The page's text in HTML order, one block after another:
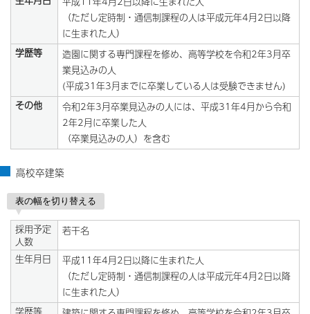
（ただし定時制・通信制課程の人は平成元年4月2日以降
に生まれた人）
学歴等
造園に関する専門課程を修め、高等学校を令和2年3月卒
業見込みの人
(平成31年3月までに卒業している人は受験できません)
その他
令和2年3月卒業見込みの人には、平成31年4月から令和
2年2月に卒業した人
（卒業見込みの人）を含む
高校卒建築
表の幅を切り替える
採用予定
人数
若干名
生年月日
平成11年4月2日以降に生まれた人
（ただし定時制・通信制課程の人は平成元年4月2日以降
に生まれた人）